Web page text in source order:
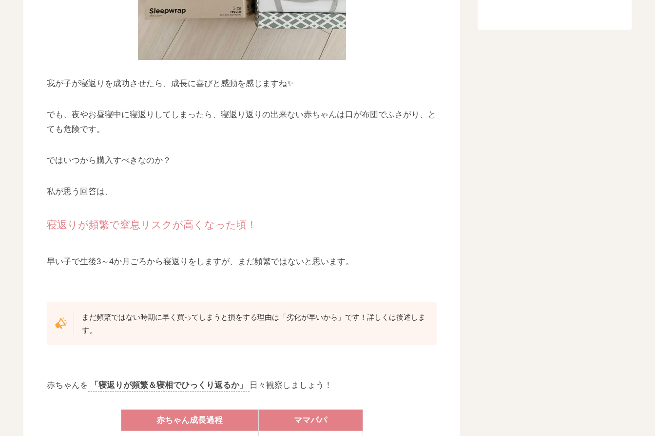
我が子が寝返りを成功させたら、成長に喜びと感動を感じますね✨
でも、夜やお昼寝中に寝返りしてしまったら、寝返り返りの出来ない赤ちゃんは口が布団でふさがり、と
ても危険です。
ではいつから購入すべきなのか？
私が思う回答は、
寝返りが頻繁で窒息リスクが高くなった頃！
早い子で生後3～4か月ごろから寝返りをしますが、まだ頻繁ではないと思います。
まだ頻繁ではない時期に早く買ってしまうと損をする理由は「劣化が早いから」です！詳しくは後述しま
す。
赤ちゃんを 「寝返りが頻繁＆寝相でひっくり返るか」 日々観察しましょう！
赤ちゃん成長過程 ママパパ